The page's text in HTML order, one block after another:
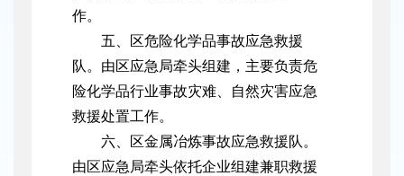
作。
五、区危险化学品事故应急救援
队。由区应急局牵头组建，主要负责危
险化学品行业事故灾难、自然灾害应急
救援处置工作。
六、区金属冶炼事故应急救援队。
由区应急局牵头依托企业组建兼职救援